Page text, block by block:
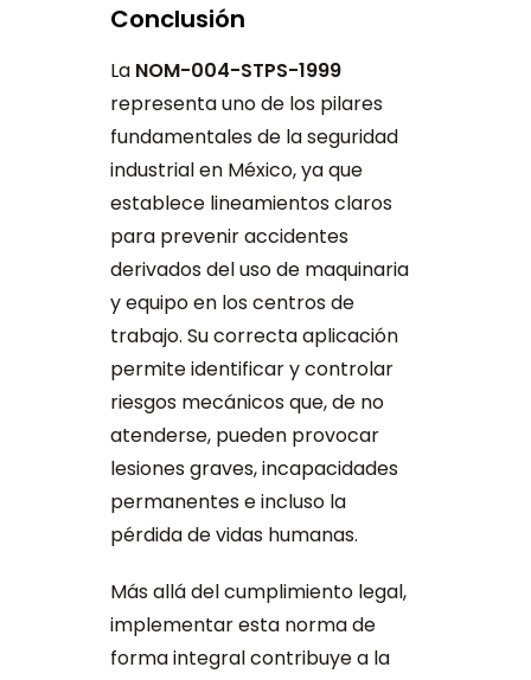
Conclusión
La NOM-004-STPS-1999
representa uno de los pilares
fundamentales de la seguridad
industrial en México, ya que
establece lineamientos claros
para prevenir accidentes
derivados del uso de maquinaria
y equipo en los centros de
trabajo. Su correcta aplicación
permite identificar y controlar
riesgos mecánicos que, de no
atenderse, pueden provocar
lesiones graves, incapacidades
permanentes e incluso la
pérdida de vidas humanas.
Más allá del cumplimiento legal,
implementar esta norma de
forma integral contribuye a la